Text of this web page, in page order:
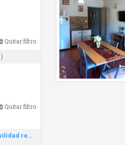
Quitar filtro
Quitar filtro
Adaptado para personas con movilidad reducida